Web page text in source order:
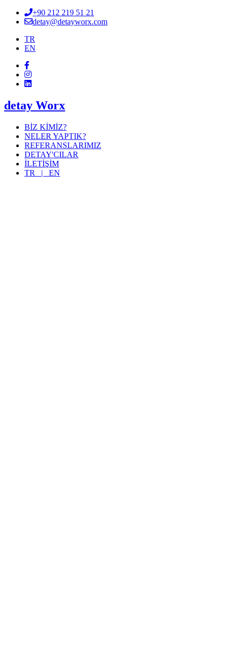
+90 212 219 51 21
detay@detayworx.com
TR
EN
detay Worx
BİZ KİMİZ?
NELER YAPTIK?
REFERANSLARIMIZ
DETAY'CILAR
İLETİŞİM
TR | EN